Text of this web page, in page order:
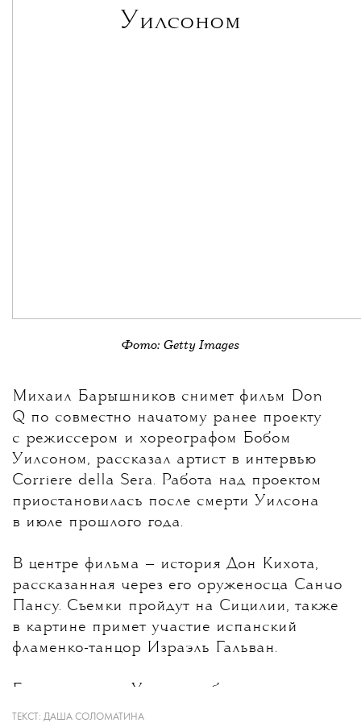
Уилсоном
Фото: Getty Images
Михаил Барышников снимет фильм Don
Q по совместно начатому ранее проекту
с режиссером и хореографом Бобом
Уилсоном, рассказал артист в интервью
Corriere della Sera. Работа над проектом
приостановилась после смерти Уилсона
в июле прошлого года.
В центре фильма — история Дон Кихота,
рассказанная через его оруженосца Санчо
Пансу. Съемки пройдут на Сицилии, также
в картине примет участие испанский
фламенко-танцор Израэль Гальван.
Барышников и Уилсон работали над
проектом вместе не впервые.
ТЕКСТ: ДАША СОЛОМАТИНА